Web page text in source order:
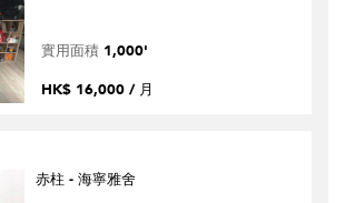
實用面積 1,000'
HK$ 16,000 / 月
赤柱 - 海寧雅舍